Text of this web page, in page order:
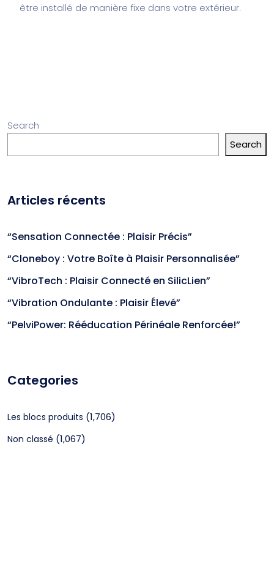
être installé de manière fixe dans votre extérieur.
Search
Search
Articles récents
“Sensation Connectée : Plaisir Précis”
“Cloneboy : Votre Boîte à Plaisir Personnalisée”
“VibroTech : Plaisir Connecté en SilicLien”
“Vibration Ondulante : Plaisir Élevé”
“PelviPower: Rééducation Périnéale Renforcée!”
Categories
Les blocs produits (1,706)
Non classé (1,067)